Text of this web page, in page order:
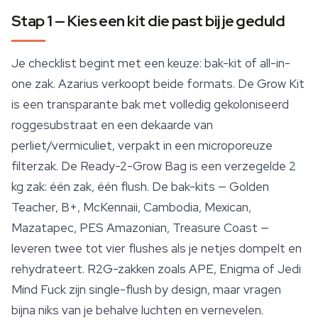
Stap 1 — Kies een kit die past bij je geduld
Je checklist begint met een keuze: bak-kit of all-in-
one zak. Azarius verkoopt beide formats. De Grow Kit
is een transparante bak met volledig gekoloniseerd
roggesubstraat en een dekaarde van
perliet/vermiculiet, verpakt in een microporeuze
filterzak. De Ready-2-Grow Bag is een verzegelde 2
kg zak: één zak, één flush. De bak-kits — Golden
Teacher, B+, McKennaii, Cambodia, Mexican,
Mazatapec, PES Amazonian, Treasure Coast —
leveren twee tot vier flushes als je netjes dompelt en
rehydrateert. R2G-zakken zoals APE, Enigma of Jedi
Mind Fuck zijn single-flush by design, maar vragen
bijna niks van je behalve luchten en vernevelen.